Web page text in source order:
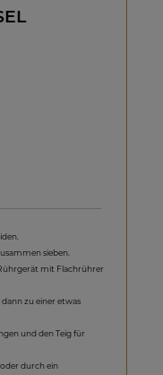
sieben.
mit Flachrührer
zu einer etwas
und den Teig für
durch ein